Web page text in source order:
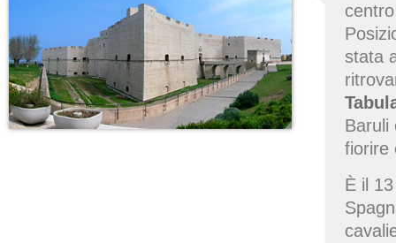
stata
Baruli
fiorire
È il